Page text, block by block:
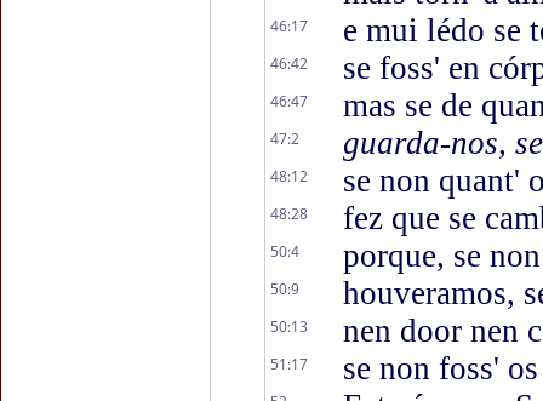
46:17 e mui lédo se
46:42 se foss' en
46:47 mas se de
47:2 guarda-nos,
48:12 se non quant'
48:28 fez que se
50:4 porque, se
50:9 houveramos,
50:13 nen door nen
51:17 se non foss'